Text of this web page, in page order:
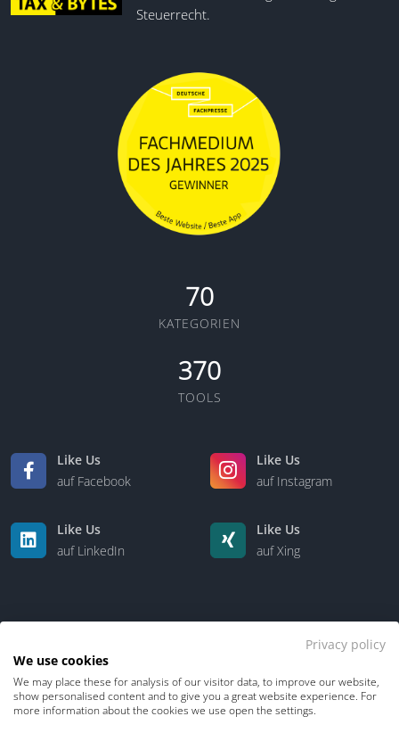
Steuerrecht.
70
KATEGORIEN
370
TOOLS
Like Us
auf Facebook
Like Us
auf Instagram
Like Us
auf LinkedIn
Like Us
auf Xing
Kontakt Über uns
Privacy policy
We use cookies
We may place these for analysis of our visitor data, to improve our website,
show personalised content and to give you a great website experience. For
more information about the cookies we use open the settings.